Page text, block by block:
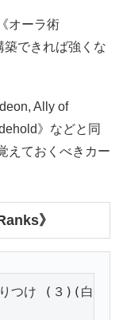
オーラ術
築できれば強くな
Ally of
》などと同
えておくべきカー
》
つけ (３)(白)(